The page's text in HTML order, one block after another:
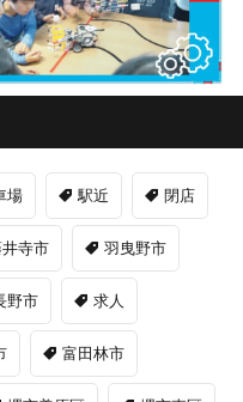
場 駅近 閉店
寺市 羽曳野市
野市 求人
富田林市